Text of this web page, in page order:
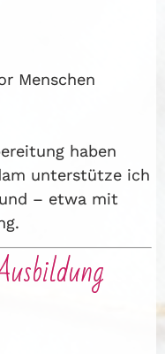
Menschen
haben
unterstütze ich
– etwa mit